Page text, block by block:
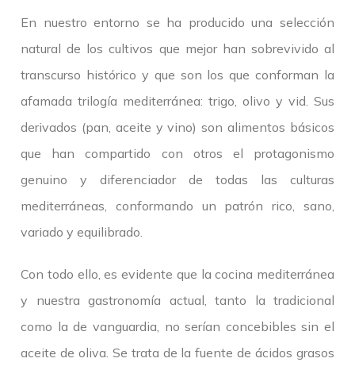
En nuestro entorno se ha producido una selección
natural de los cultivos que mejor han sobrevivido al
transcurso histórico y que son los que conforman la
afamada trilogía mediterránea: trigo, olivo y vid. Sus
derivados (pan, aceite y vino) son alimentos básicos
que han compartido con otros el protagonismo
genuino y diferenciador de todas las culturas
mediterráneas, conformando un patrón rico, sano,
variado y equilibrado.
Con todo ello, es evidente que la cocina mediterránea
y nuestra gastronomía actual, tanto la tradicional
como la de vanguardia, no serían concebibles sin el
aceite de oliva. Se trata de la fuente de ácidos grasos